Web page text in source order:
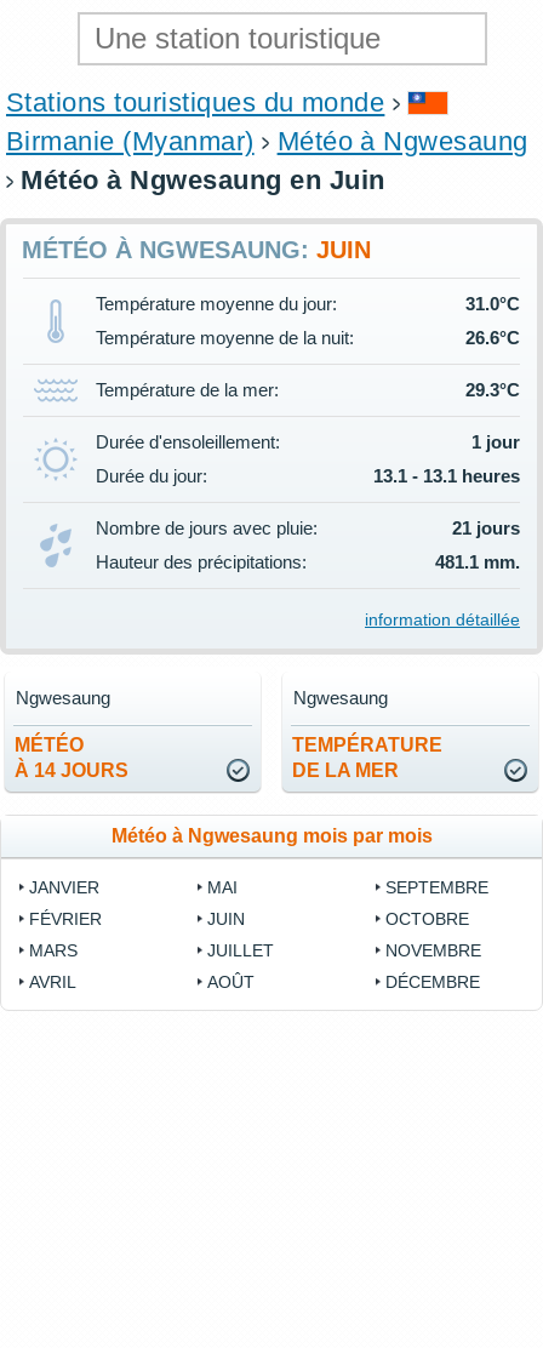
Stations touristiques du monde
Birmanie (Myanmar)
Météo à Ngwesaung
Météo à Ngwesaung en Juin
MÉTÉO À NGWESAUNG: JUIN
Température moyenne du jour:
31.0°C
Température moyenne de la nuit:
26.6°C
Température de la mer: 29.3°C
Durée d'ensoleillement:
1 jour
Durée du jour:
13.1 - 13.1 heures
Nombre de jours avec pluie:
21 jours
Hauteur des précipitations:
481.1 mm.
information détaillée
MÉTÉO
À 14 JOURS
Ngwesaung
TEMPÉRATURE
DE LA MER
Ngwesaung
Météo à Ngwesaung mois par mois
JANVIER
FÉVRIER
MARS
AVRIL
MAI
JUIN
JUILLET
AOÛT
SEPTEMBRE
OCTOBRE
NOVEMBRE
DÉCEMBRE